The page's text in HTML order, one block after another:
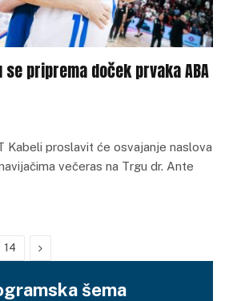
se priprema doček prvaka ABA
Kabeli proslavit će osvajanje naslova
večeras na Trgu dr. Ante
14 Next
šema